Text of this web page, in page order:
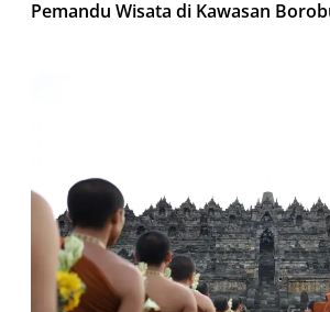
Pemandu Wisata di Kawasan